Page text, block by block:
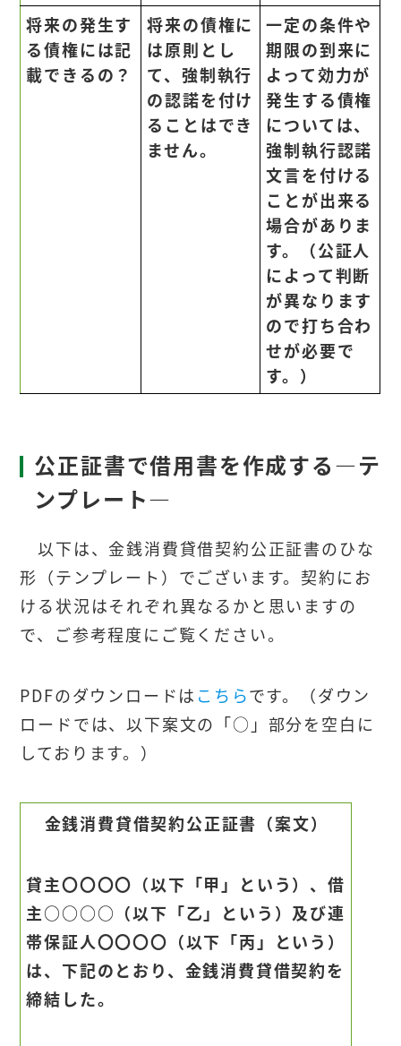
将来の発生す
る債権には記
載できるの？
将来の債権に
は原則とし
て、強制執行
の認諾を付け
ることはでき
ません。
一定の条件や
期限の到来に
よって効力が
発生する債権
については、
強制執行認諾
文言を付ける
ことが出来る
場合がありま
す。（公証人
によって判断
が異なります
ので打ち合わ
せが必要で
す。）
公正証書で借用書を作成する―テ
ンプレート―
以下は、金銭消費貸借契約公正証書のひな
形（テンプレート）でございます。契約にお
ける状況はそれぞれ異なるかと思いますの
で、ご参考程度にご覧ください。
PDFのダウンロードは こちらです。（ダウン
ロードでは、以下案文の「○」部分を空白に
しております。）
金銭消費貸借契約公正証書（案文）
貸主〇〇〇〇（以下「甲」という）、借
主○○○○（以下「乙」という）及び連
帯保証人〇〇〇〇（以下「丙」という）
は、下記のとおり、金銭消費貸借契約を
締結した。